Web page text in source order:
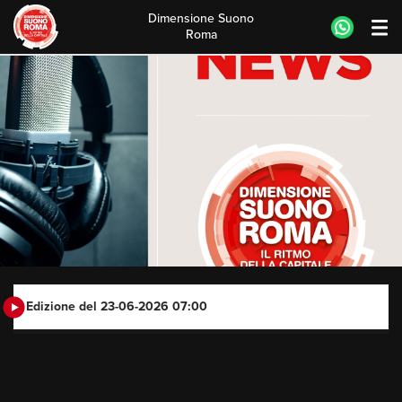
Skip
to
content
Dimensione Suono
Roma
Edizione del 23-06-2026 07:00